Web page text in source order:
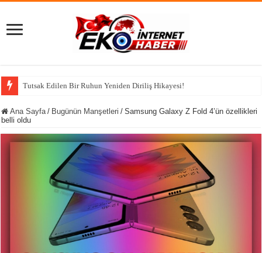
Tutsak Edilen Bir Ruhun Yeniden Diriliş Hikayesi!
Ana Sayfa / Bugünün Manşetleri / Samsung Galaxy Z Fold 4’ün özellikleri
belli oldu